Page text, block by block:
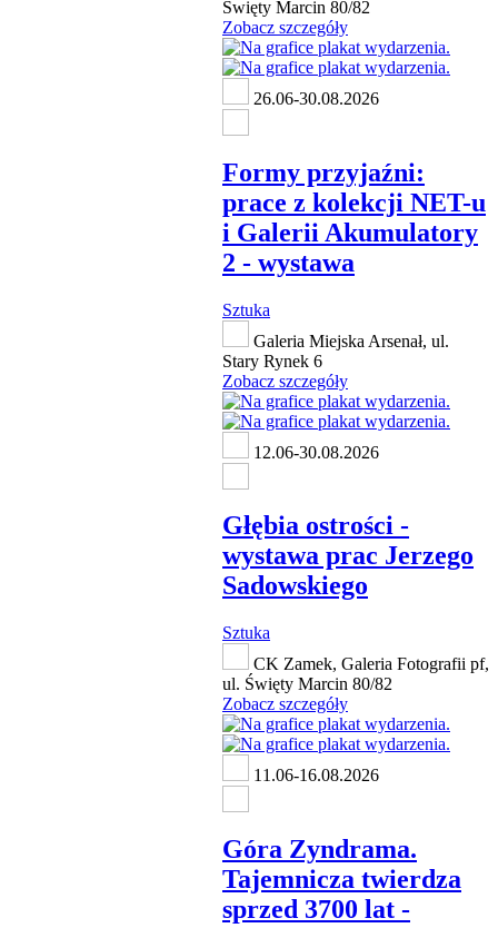
Święty Marcin 80/82
Zobacz szczegóły
26.06-30.08.2026
Formy przyjaźni:
prace z kolekcji NET-u
i Galerii Akumulatory
2 - wystawa
Sztuka
Galeria Miejska Arsenał, ul.
Stary Rynek 6
Zobacz szczegóły
12.06-30.08.2026
Głębia ostrości -
wystawa prac Jerzego
Sadowskiego
Sztuka
CK Zamek, Galeria Fotografii pf,
ul. Święty Marcin 80/82
Zobacz szczegóły
11.06-16.08.2026
Góra Zyndrama.
Tajemnicza twierdza
sprzed 3700 lat -